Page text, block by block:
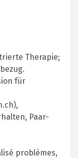
Therapie;
für
Paar-
problèmes,